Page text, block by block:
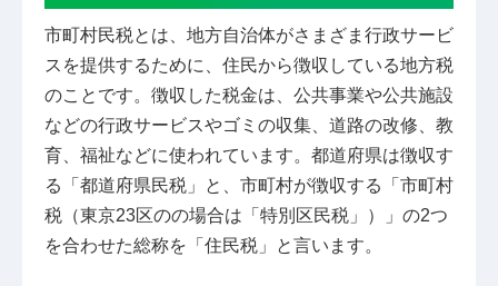
市町村民税とは、地方自治体がさまざま行政サービ
スを提供するために、住民から徴収している地方税
のことです。徴収した税金は、公共事業や公共施設
などの行政サービスやゴミの収集、道路の改修、教
育、福祉などに使われています。都道府県は徴収す
る「都道府県民税」と、市町村が徴収する「市町村
税（東京23区のの場合は「特別区民税」）」の2つ
を合わせた総称を「住民税」と言います。